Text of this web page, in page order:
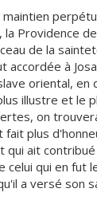
maintien
Providence
de la
accordée à
oriental, en
illustre et le
on
fait plus
qui ait
celui qui en fut
a versé son